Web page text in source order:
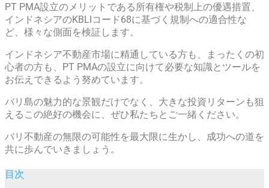
PT PMA設立のメリットである所有権や税制上の優遇措置、
インドネシアのKBLIコード68に基づく規制への適合性な
ど、様々な側面を検証します。
インドネシア不動産市場に精通している方も、まったくの初
心者の方も、PT PMAの設立に向けて必要な知識とツールを
お伝えできるよう努めています。
バリ島の魅力的な景観だけでなく、大きな投資リターンも狙
えるこの絶好の機会に、ぜひ私たちとご一緒ください。
バリ不動産の無限の可能性を最大限に生かし、成功への道を
共に歩んでいきましょう。
目次